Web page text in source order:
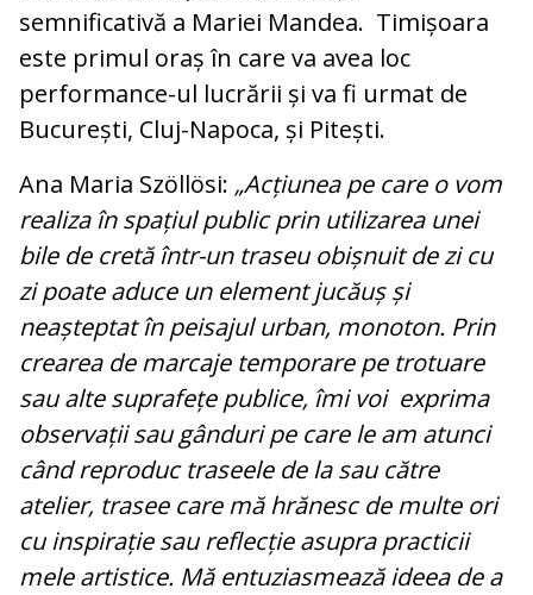
semnificativă a Mariei Mandea. Timișoara
este primul oraș în care va avea loc
performance-ul lucrării și va fi urmat de
București, Cluj-Napoca, și Pitești.
Ana Maria Szöllösi: „Acțiunea pe care o vom
realiza în spațiul public prin utilizarea unei
bile de cretă într-un traseu obișnuit de zi cu
zi poate aduce un element jucăuș și
neașteptat în peisajul urban, monoton. Prin
crearea de marcaje temporare pe trotuare
sau alte suprafețe publice, îmi voi exprima
observații sau gânduri pe care le am atunci
când reproduc traseele de la sau către
atelier, trasee care mă hrănesc de multe ori
cu inspirație sau reflecție asupra practicii
mele artistice. Mă entuziasmează ideea de a